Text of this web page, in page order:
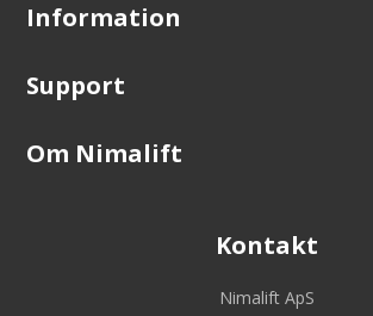
Information
Support
Om Nimalift
Kontakt
Nimalift ApS